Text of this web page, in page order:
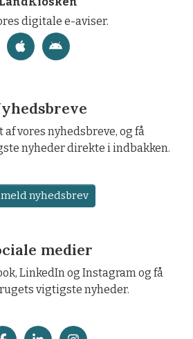
digitale e-aviser.
vores nyhedsbreve, og få
nyheder direkte i indbakken.
nyhedsbrev
medier
LinkedIn og Instagram og få
vigtigste nyheder.